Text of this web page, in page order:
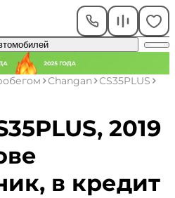
Changan
CS35PLUS
2019
в кредит